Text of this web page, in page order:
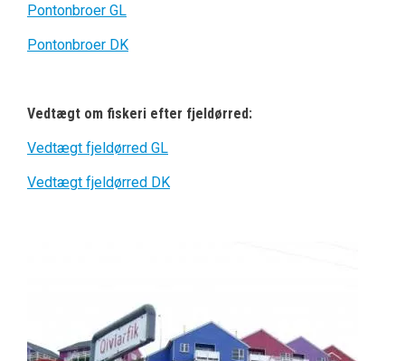
Pontonbroer GL
Pontonbroer DK
Vedtægt om fiskeri efter fjeldørred:
Vedtægt fjeldørred GL
Vedtægt fjeldørred DK